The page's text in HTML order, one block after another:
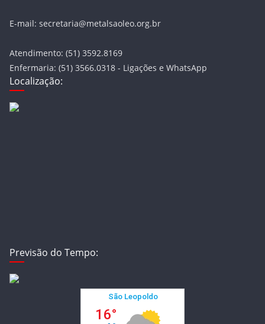
E-mail: secretaria@metalsaoleo.org.br
Atendimento: (51) 3592.8169
Enfermaria: (51) 3566.0318 - Ligações e WhatsApp
Localização:
Previsão do Tempo: